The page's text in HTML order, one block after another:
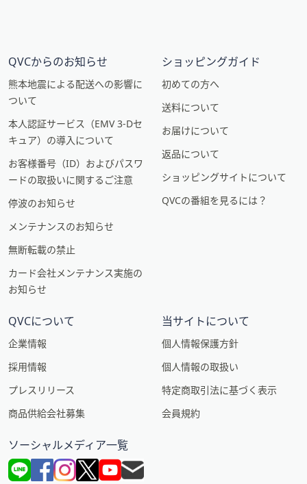
QVCからのお知らせ
熊本地震による配送への影響に
ついて
本人認証サービス（EMV 3-Dセ
キュア）の導入について
お客様番号（ID）およびパスワ
ードの取扱いに関するご注意
停波のお知らせ
メンテナンスのお知らせ
無断転載の禁止
カード会社メンテナンス実施の
お知らせ
ショッピングガイド
初めての方へ
送料について
お届けについて
返品について
ショッピングサイトについて
QVCの番組を見るには？
QVCについて
企業情報
採用情報
プレスリリース
商品供給会社募集
当サイトについて
個人情報保護方針
個人情報の取扱い
特定商取引法に基づく表示
会員規約
ソーシャルメディア一覧